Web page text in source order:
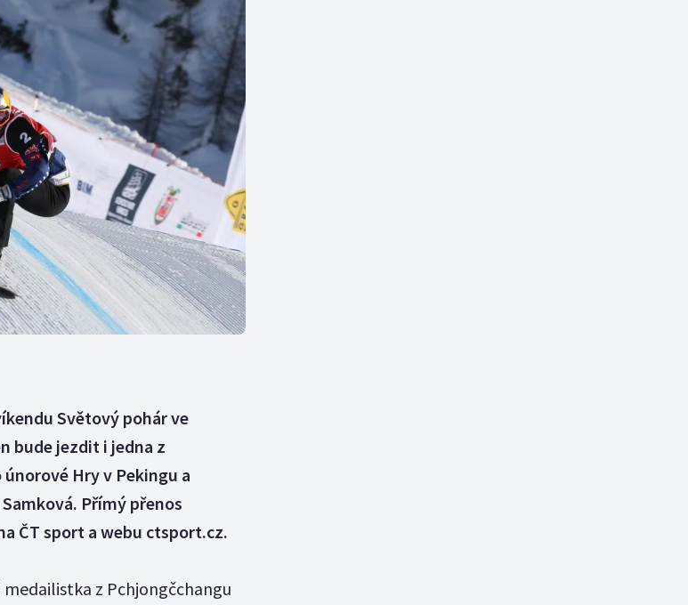
pětiboj
hry
volejbal
Triatlon
Veslování
Vodní slalom
Volejbal
Ostatní
Světový pohár ve
bude jezdit i jedna z
Hry v Pekingu a
Přímý přenos
ČT sport a webu ctsport.cz.
z Pchjongčchangu